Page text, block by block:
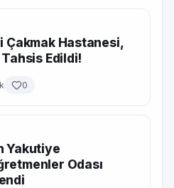
Çakmak Hastanesi,
Edildi!
0
Yakutiye
Odası